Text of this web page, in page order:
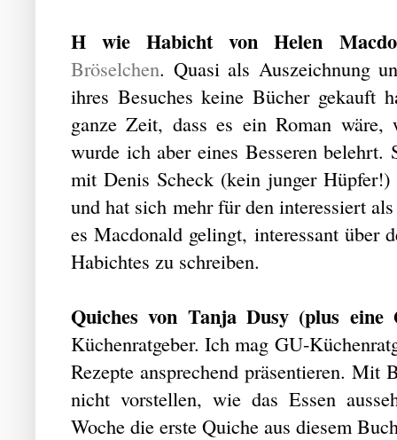
H wie Habicht von Helen
Bröselchen. Quasi als Auszeichnung
ihres Besuches keine Bücher
ganze Zeit, dass es ein Roman
wurde ich aber eines Besseren
mit Denis Scheck (kein junger
und hat sich mehr für den interessiert
es Macdonald gelingt, interessant über
Habichtes zu schreiben.
Quiches von Tanja Dusy (plus
Küchenratgeber. Ich mag GU-
Rezepte ansprechend präsentieren.
nicht vorstellen, wie das Essen
Woche die erste Quiche aus diesem